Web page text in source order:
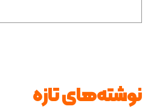
نوشته‌های تازه